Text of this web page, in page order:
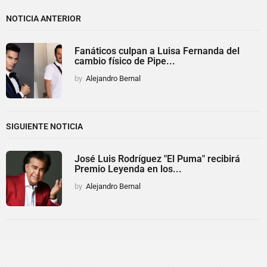
NOTICIA ANTERIOR
Fanáticos culpan a Luisa Fernanda del
cambio físico de Pipe...
by Alejandro Bernal
SIGUIENTE NOTICIA
José Luis Rodríguez "El Puma" recibirá
Premio Leyenda en los...
by Alejandro Bernal